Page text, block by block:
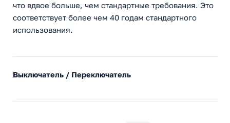
что вдвое больше, чем стандартные требования. Это
соответствует более чем 40 годам стандартного
использования.
Выключатель / Переключатель